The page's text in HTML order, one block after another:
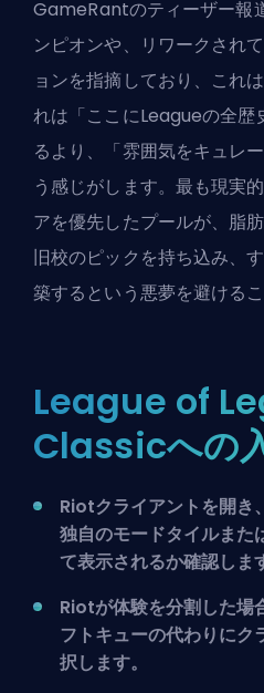
GameRantのティーザー報道
ンピオンや、リワークされ
ョンを指摘しており、これ
れは「ここにLeagueの全歴
るより、「雰囲気をキュレ
う感じがします。最も現実
アを優先したプールが、脂
旧校のピックを持ち込み、
築するという悪夢を避けるこ
League of
Classicへの
Riotクライアントを開き
独自のモードタイルまた
て表示されるか確認しま
Riotが体験を分割した場
フトキューの代わりにク
択します。